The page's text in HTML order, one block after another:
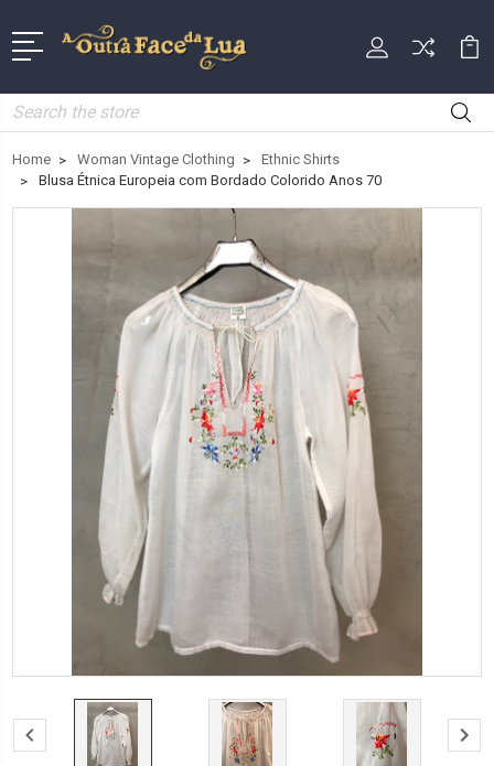
Search
Home Woman Vintage Clothing
Ethnic Shirts
Blusa Étnica Europeia com Bordado Colorido Anos 70